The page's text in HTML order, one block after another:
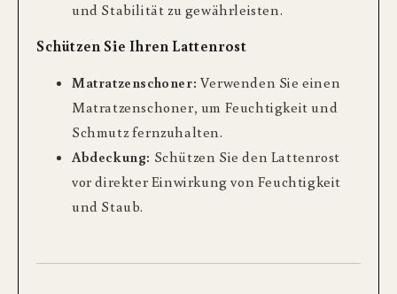
und Stabilität zu gewährleisten.
Schützen Sie Ihren Lattenrost
Matratzenschoner: Verwenden Sie einen
Matratzenschoner, um Feuchtigkeit und
Schmutz fernzuhalten.
Abdeckung: Schützen Sie den Lattenrost
vor direkter Einwirkung von Feuchtigkeit
und Staub.